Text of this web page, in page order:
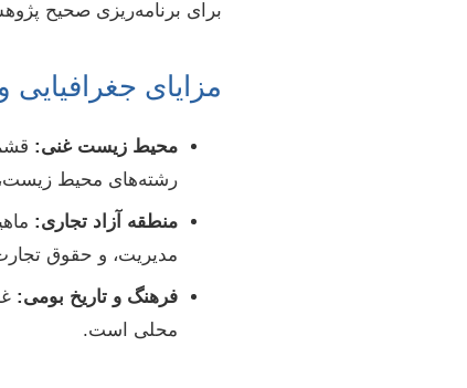
برای برنامه‌ریزی صحیح
مزایای
محیط زیست غنی:
رشته‌های محیط زیست،
منطقه آزاد تجاری:
مدیریت، و حقوق
فرهنگ و تاریخ بومی:
محلی است.